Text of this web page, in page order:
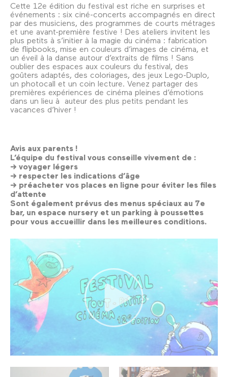
Cette 12e édition du festival est riche en surprises et
événements : six ciné-concerts accompagnés en direct
par des musiciens, des programmes de courts métrages
et une avant-première festive ! Des ateliers invitent les
plus petits à s’initier à la magie du cinéma : fabrication
de flipbooks, mise en couleurs d’images de cinéma, et
un éveil à la danse autour d’extraits de films ! Sans
oublier des espaces aux couleurs du festival, des
goûters adaptés, des coloriages, des jeux Lego-Duplo,
un photocall et un coin lecture. Venez partager des
premières expériences de cinéma pleines d’émotions
dans un lieu à auteur des plus petits pendant les
vacances d’hiver !
Avis aux parents !
L’équipe du festival vous conseille vivement de :
→ voyager légers
→ respecter les indications d’âge
→ préacheter vos places en ligne pour éviter les files
d’attente
Sont également prévus des menus spéciaux au 7e
bar, un espace nursery et un parking à poussettes
pour vous accueillir dans les meilleures conditions.